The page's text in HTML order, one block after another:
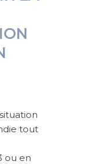
tout
ou en